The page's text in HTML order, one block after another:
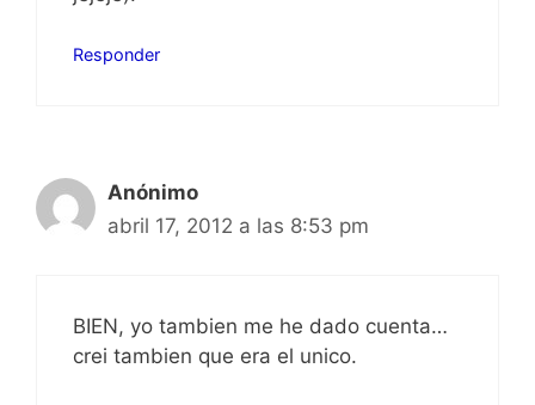
Responder
Anónimo
abril 17, 2012 a las 8:53 pm
BIEN, yo tambien me he dado cuenta…
crei tambien que era el unico.